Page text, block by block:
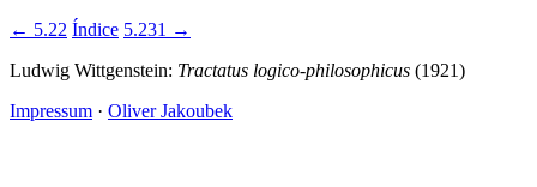
← 5.22 Índice 5.231 →
Ludwig Wittgenstein: Tractatus logico-philosophicus (1921)
Impressum · Oliver Jakoubek